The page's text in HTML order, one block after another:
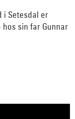
i Setesdal er
sin far Gunnar